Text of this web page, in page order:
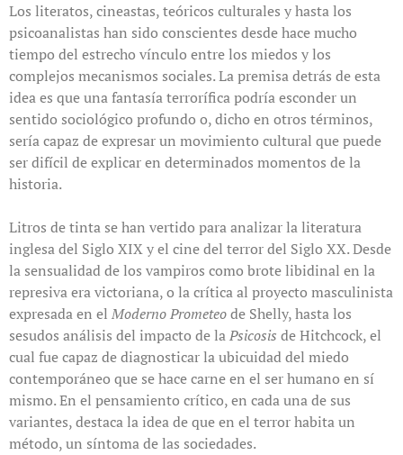
Los literatos, cineastas, teóricos culturales y hasta los
psicoanalistas han sido conscientes desde hace mucho
tiempo del estrecho vínculo entre los miedos y los
complejos mecanismos sociales. La premisa detrás de esta
idea es que una fantasía terrorífica podría esconder un
sentido sociológico profundo o, dicho en otros términos,
sería capaz de expresar un movimiento cultural que puede
ser difícil de explicar en determinados momentos de la
historia.
Litros de tinta se han vertido para analizar la literatura
inglesa del Siglo XIX y el cine del terror del Siglo XX. Desde
la sensualidad de los vampiros como brote libidinal en la
represiva era victoriana, o la crítica al proyecto masculinista
expresada en el Moderno Prometeode Shelly, hasta los
sesudos análisis del impacto de laPsicosis de Hitchcock, el
cual fue capaz de diagnosticar la ubicuidad del miedo
contemporáneo que se hace carne en el ser humano en sí
mismo. En el pensamiento crítico, en cada una de sus
variantes, destaca la idea de que en el terror habita un
método, un síntoma de las sociedades.